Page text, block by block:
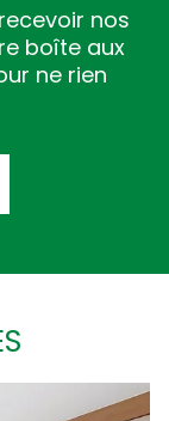
nos
boîte aux
ne rien